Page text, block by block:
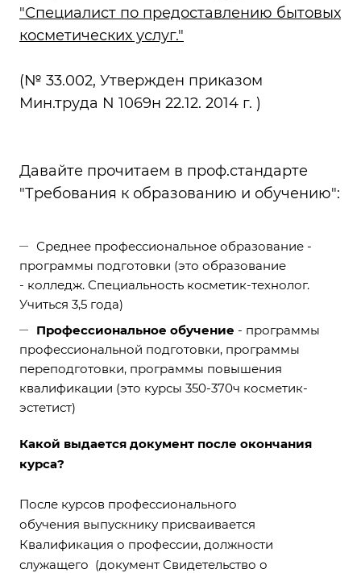
"Специалист по предоставлению бытовых
косметических услуг."
(№ 33.002, Утвержден приказом
Мин.труда N 1069н 22.12. 2014 г. )
Давайте прочитаем в проф.стандарте
"Требования к образованию и обучению":
Среднее профессиональное образование -
программы подготовки (это образование
- колледж. Специальность косметик-технолог.
Учиться 3,5 года)
Профессиональное обучение - программы
профессиональной подготовки, программы
переподготовки, программы повышения
квалификации (это курсы 350-370ч косметик-
эстетист)
Какой выдается документ после окончания
курса?
После курсов профессионального
обучения выпускнику присваивается
Квалификация о профессии, должности
служащего (документ Свидетельство о